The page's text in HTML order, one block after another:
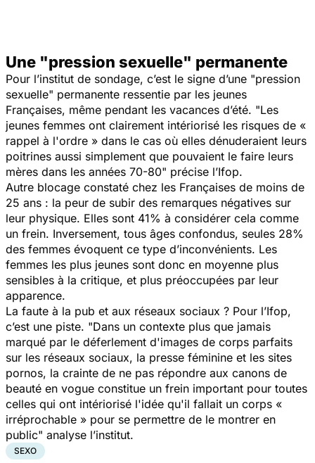
Une "pression sexuelle" permanente
Pour l’institut de sondage, c’est le signe d’une "pression
sexuelle" permanente ressentie par les jeunes
Françaises, même pendant les vacances d’été. "Les
jeunes femmes ont clairement intériorisé les risques de «
rappel à l'ordre » dans le cas où elles dénuderaient leurs
poitrines aussi simplement que pouvaient le faire leurs
mères dans les années 70-80" précise l’Ifop.
Autre blocage constaté chez les Françaises de moins de
25 ans : la peur de subir des remarques négatives sur
leur physique. Elles sont 41% à considérer cela comme
un frein. Inversement, tous âges confondus, seules 28%
des femmes évoquent ce type d’inconvénients. Les
femmes les plus jeunes sont donc en moyenne plus
sensibles à la critique, et plus préoccupées par leur
apparence.
La faute à la pub et aux réseaux sociaux ? Pour l’Ifop,
c’est une piste. "Dans un contexte plus que jamais
marqué par le déferlement d'images de corps parfaits
sur les réseaux sociaux, la presse féminine et les sites
pornos, la crainte de ne pas répondre aux canons de
beauté en vogue constitue un frein important pour toutes
celles qui ont intériorisé l'idée qu'il fallait un corps «
irréprochable » pour se permettre de le montrer en
public" analyse l’institut.
SEXO